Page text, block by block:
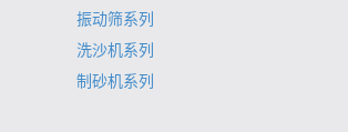
振动筛系列
洗沙机系列
制砂机系列